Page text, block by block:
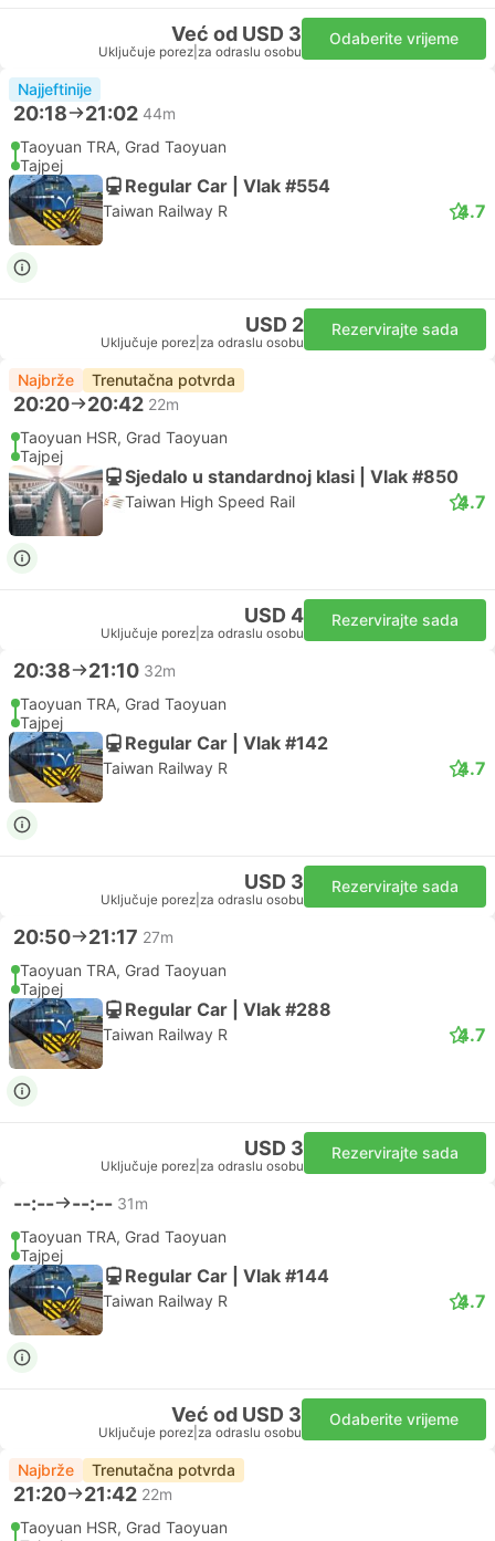
Već od USD 3
Uključuje porez za odraslu osobu
Odaberite vrijeme
Najjeftinije
20:18 21:02 44m
Taoyuan TRA, Grad Taoyuan
Tajpej
Regular Car | Vlak #554
Taiwan Railway R 4.7
USD 2
Uključuje porez za odraslu osobu
Rezervirajte sada
Najbrže Trenutačna potvrda
20:20 20:42 22m
Taoyuan HSR, Grad Taoyuan
Tajpej
Sjedalo u standardnoj klasi | Vlak #850
Taiwan High Speed Rail 4.7
USD 4
Uključuje porez za odraslu osobu
Rezervirajte sada
20:38 21:10 32m
Taoyuan TRA, Grad Taoyuan
Tajpej
Regular Car | Vlak #142
Taiwan Railway R 4.7
USD 3
Uključuje porez za odraslu osobu
Rezervirajte sada
20:50 21:17 27m
Taoyuan TRA, Grad Taoyuan
Tajpej
Regular Car | Vlak #288
Taiwan Railway R 4.7
USD 3
Uključuje porez za odraslu osobu
Rezervirajte sada
--:-- --:-- 31m
Taoyuan TRA, Grad Taoyuan
Tajpej
Regular Car | Vlak #144
Taiwan Railway R 4.7
Već od USD 3
Uključuje porez za odraslu osobu
Odaberite vrijeme
Najbrže Trenutačna potvrda
21:20 21:42 22m
Taoyuan HSR, Grad Taoyuan